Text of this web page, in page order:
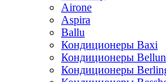
Airone
Aspira
Ballu
Кондиционеры Baxi
Кондиционеры
Кондиционеры